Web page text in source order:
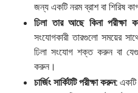
জন্য একটি নরম ব্রাশ বা শিরিষ
ঢিলা তার আছে কিনা পরীক্ষা
সংযোগকারী তারগুলো সময়ের
ঢিলা সংযোগ শক্ত করুন বা
করুন।
চার্জিং সার্কিটটি পরীক্ষা করুন: একটি